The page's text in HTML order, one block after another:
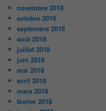
novembre 2018
octobre 2018
septembre 2018
août 2018
juillet 2018
juin 2018
mai 2018
avril 2018
mars 2018
février 2018